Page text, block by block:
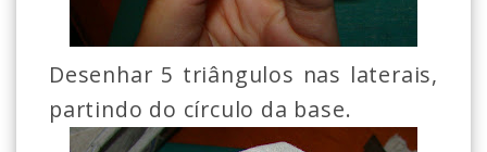
Desenhar 5 triângulos nas laterais,
partindo do círculo da base.